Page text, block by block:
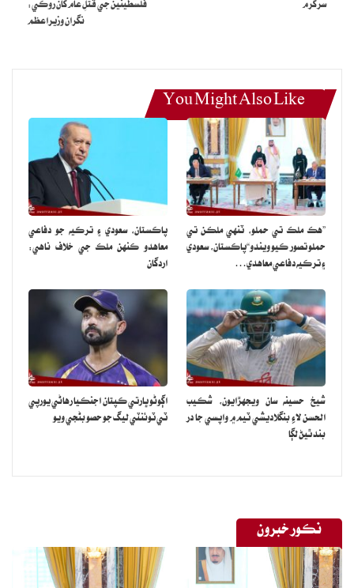
سرگرم
فلسطينين جي قتلِ عام کان روڪي:
نگران وزيراعظم
You Might Also Like
”هڪ ملڪ تي حملو، ٽنهي ملڪن تي
حملو تصور ڪيو ويندو“پاڪستان، سعودي
۽ ترڪيه دفاعي معاهدي…
پاڪستان، سعودي ۽ ترڪيه جو دفاعي
معاهدو ڪنهن ملڪ جي خلاف ناهي:
اردگان
شيخ حسينه سان ويجهڙايون، شڪيب
الحسن لاءِ بنگلاديشي ٽيم ۾ واپسي جا در
بند ٿيڻ لڳا
اڳوڻو ڀارتي ڪپتان اجنڪيا رهاڻي يورپي
ٽي ٽوئنٽي ليگ جو حصو بڻجي ويو
نڪور خبرون